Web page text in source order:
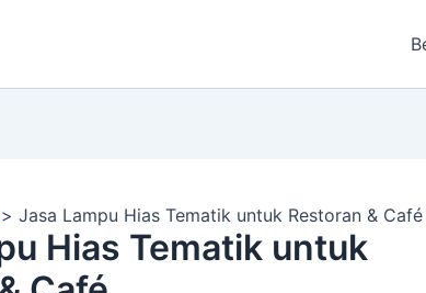
Jasa Lampu Hias Tematik untuk Restoran & Café
Hias Tematik untuk